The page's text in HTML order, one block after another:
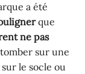
a été
que
ne pas
sur une
le socle ou